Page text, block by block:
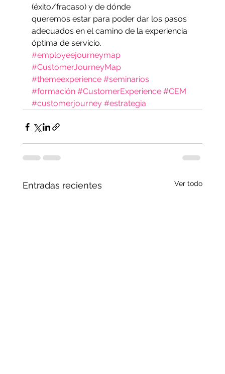
(éxito/fracaso) y de dónde
queremos estar para poder dar los pasos
adecuados en el camino de la experiencia
óptima de servicio.
#employeejourneymap
#CustomerJourneyMap
#themeexperience #seminarios
#formación #CustomerExperience #CEM
#customerjourney #estrategia
Entradas recientes Ver todo